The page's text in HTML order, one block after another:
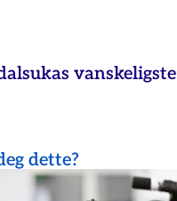
vanskeligste
dette?